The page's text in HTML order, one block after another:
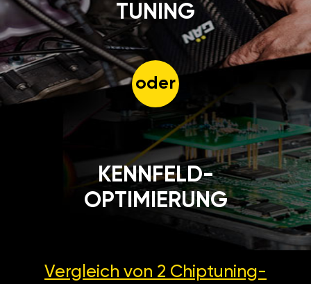
TUNING
oder
KENNFELD-
OPTIMIERUNG
Vergleich von 2 Chiptuning-